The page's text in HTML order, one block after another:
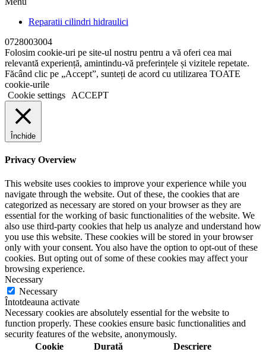
Reparatii cilindri hidraulici
0728003004
Folosim cookie-uri pe site-ul nostru pentru a vă oferi cea mai
relevantă experiență, amintindu-vă preferințele și vizitele repetate.
Făcând clic pe „Accept”, sunteți de acord cu utilizarea TOATE
cookie-urile
Cookie settings
ACCEPT
Închide
Privacy Overview
This website uses cookies to improve your experience while you
navigate through the website. Out of these, the cookies that are
categorized as necessary are stored on your browser as they are
essential for the working of basic functionalities of the website. We
also use third-party cookies that help us analyze and understand how
you use this website. These cookies will be stored in your browser
only with your consent. You also have the option to opt-out of these
cookies. But opting out of some of these cookies may affect your
browsing experience.
Necessary
Necessary
Întotdeauna activate
Necessary cookies are absolutely essential for the website to
function properly. These cookies ensure basic functionalities and
security features of the website, anonymously.
Cookie
Durată Descriere